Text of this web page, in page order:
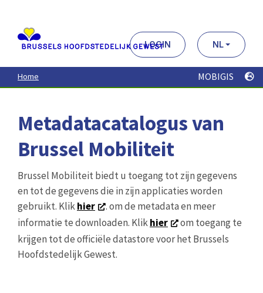
contenu
principal
LOGIN NL
Home MOBIGIS
Metadatacatalogus van
Brussel Mobiliteit
Brussel Mobiliteit biedt u toegang tot zijn gegevens
en tot de gegevens die in zijn applicaties worden
gebruikt. Klikhier
. om de metadata en meer
informatie te downloaden. Klikhier
om toegang te
krijgen tot de officiële datastore voor het Brussels
Hoofdstedelijk Gewest.